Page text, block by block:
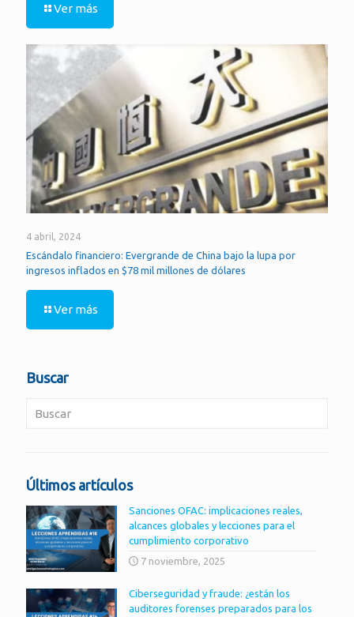
Ver más
4 abril, 2024
Escándalo financiero: Evergrande de China bajo la lupa por
ingresos inflados en $78 mil millones de dólares
Ver más
Buscar
Últimos artículos
Sanciones OFAC: implicaciones reales,
alcances globales y lecciones para el
cumplimiento corporativo
7 noviembre, 2025
Ciberseguridad y fraude: ¿están los
auditores forenses preparados para los